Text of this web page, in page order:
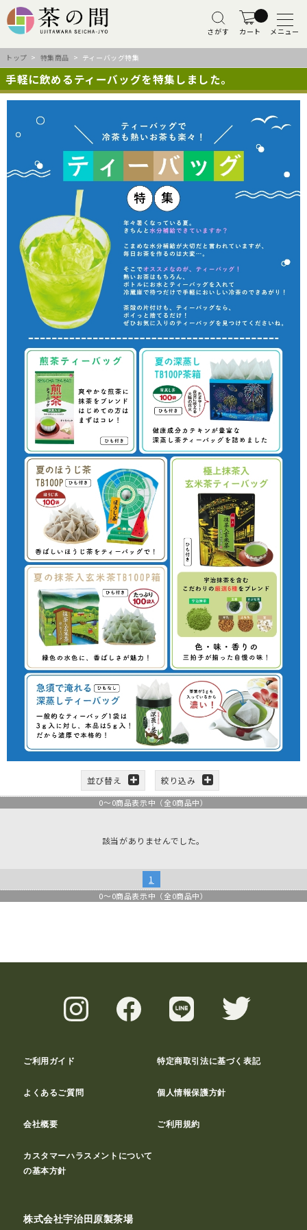
さがす カート メニュー
トップ > 特集商品 > ティーバッグ特集
手軽に飲めるティーバッグを特集しました。
並び替え 絞り込み
0～0商品表示中（全0商品中）
該当がありませんでした。
1
0～0商品表示中（全0商品中）
ご利用ガイド 特定商取引法に基づく表記
よくあるご質問 個人情報保護方針
会社概要 ご利用規約
カスタマーハラスメントについて
の基本方針
株式会社宇治田原製茶場